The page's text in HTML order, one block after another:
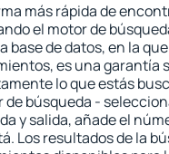
más rápida de
el motor de
base de datos, en la
es una garantía
lo que estás
de búsqueda -
y salida, añade el
Los resultados de la